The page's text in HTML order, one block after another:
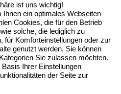
ist uns wichtig!
ein optimales Webseiten-
Cookies, die für den Betrieb
solche, die lediglich zu
für Komforteinstellungen oder zur
genutzt werden. Sie können
Sie zulassen möchten.
Ihrer Einstellungen
der Seite zur